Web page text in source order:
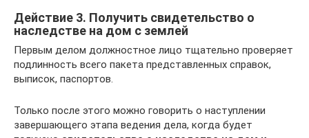
Действие 3. Получить свидетельство о
наследстве на дом с землей
Первым делом должностное лицо тщательно проверяет
подлинность всего пакета представленных справок,
выписок, паспортов.
Только после этого можно говорить о наступлении
завершающего этапа ведения дела, когда будет